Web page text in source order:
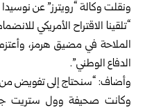
ونقلت وكالة “رويترز” عن
“تلقينا الاقتراح الأمريكي
الملاحة في مضيق هرمز،
الدفاع الوطني”.
وأضاف: “سنحتاج إلى تفويض من
وكانت صحيفة وول ستريت